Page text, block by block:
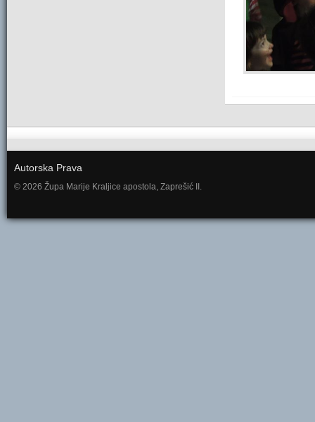
Autorska Prava
© 2026 Župa Marije Kraljice apostola, Zaprešić II.